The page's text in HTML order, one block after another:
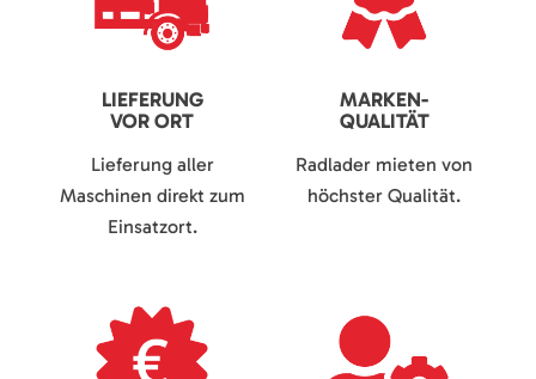
LIEFERUNG
VOR ORT
Lieferung aller
Maschinen direkt zum
Einsatzort.
MARKEN-
QUALITÄT
Radlader mieten von
höchster Qualität.